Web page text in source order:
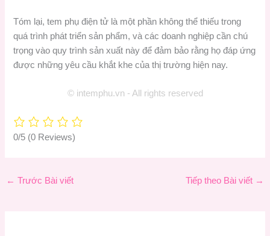
Tóm lại, tem phụ điện tử là một phần không thể thiếu trong
quá trình phát triển sản phẩm, và các doanh nghiệp cần chú
trọng vào quy trình sản xuất này để đảm bảo rằng họ đáp ứng
được những yêu cầu khắt khe của thị trường hiện nay.
© intemphu.vn - All rights reserved
0/5 (0 Reviews)
← Trước Bài viết Tiếp theo Bài viết →